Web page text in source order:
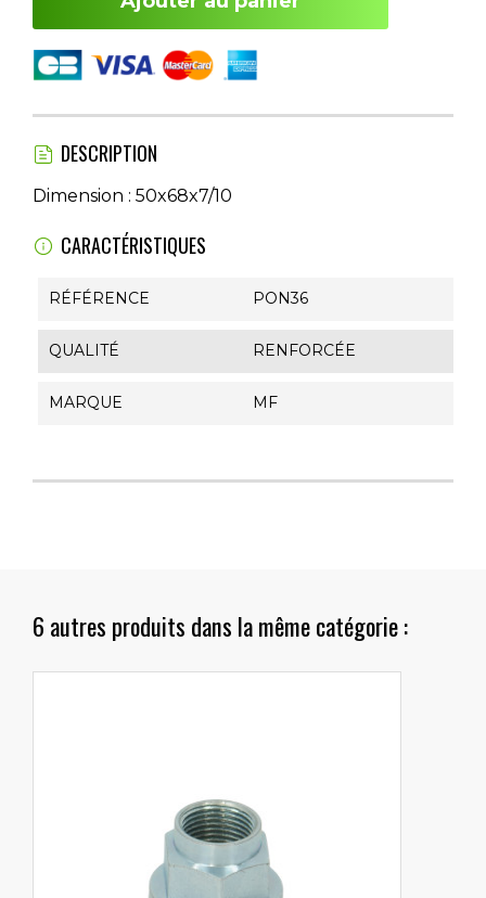
DESCRIPTION
Dimension : 50x68x7/10
CARACTÉRISTIQUES
RÉFÉRENCE PON36
QUALITÉ RENFORCÉE
MARQUE MF
6 autres produits dans la même catégorie :